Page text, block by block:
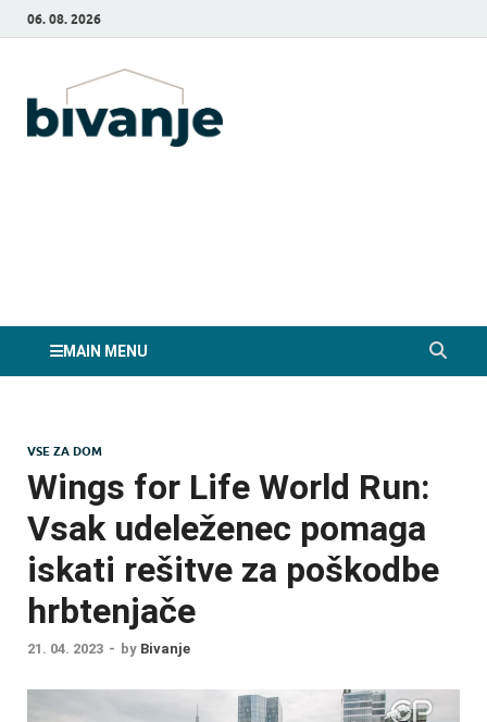
06. 08. 2026
MAIN MENU
VSE ZA DOM
Wings for Life World Run:
Vsak udeleženec pomaga
iskati rešitve za poškodbe
hrbtenjače
21. 04. 2023 - by Bivanje